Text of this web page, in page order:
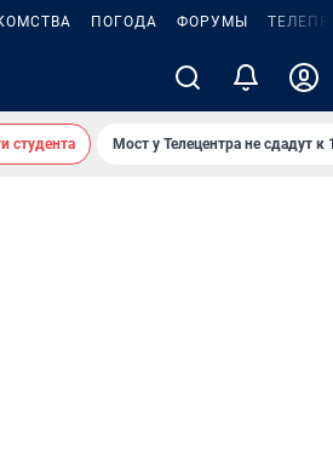
ПОГОДА ФОРУМЫ
студента Мост у Телецентра не сдадут к